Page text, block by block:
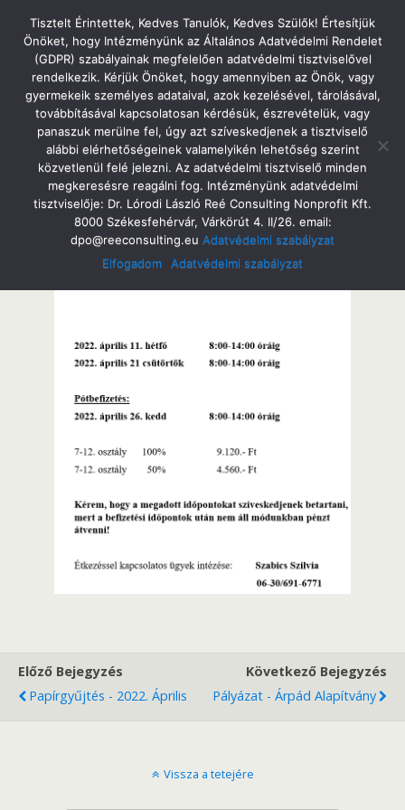
Tatabányai Árpád Gimnázium
2022. Április 5. Kedd
Májusi Étkezés
Megosztás Tweet Pin Email SMS
Előző Bejegyzés
Papírgyűjtés - 2022. Április
Következő Bejegyzés
Pályázat - Árpád Alapítvány
Vissza a tetejére
Tisztelt Érintettek, Kedves Tanulók, Kedves Szülők! Értesítjük
Önöket, hogy Intézményünk az Általános Adatvédelmi Rendelet
(GDPR) szabályainak megfelelően adatvédelmi tisztviselővel
rendelkezik. Kérjük Önöket, hogy amennyiben az Önök, vagy
gyermekeik személyes adataival, azok kezelésével, tárolásával,
továbbításával kapcsolatosan kérdésük, észrevételük, vagy
panaszuk merülne fel, úgy azt szíveskedjenek a tisztviselő
alábbi elérhetőségeinek valamelyikén lehetőség szerint
közvetlenül felé jelezni. Az adatvédelmi tisztviselő minden
megkeresésre reagálni fog. Intézményünk adatvédelmi
tisztviselője: Dr. Lórodi László Reé Consulting Nonprofit Kft.
8000 Székesfehérvár, Várkörút 4. II/26. email:
dpo@reeconsulting.eu Adatvédelmi szabályzat
Elfogadom
Adatvédelmi szabályzat